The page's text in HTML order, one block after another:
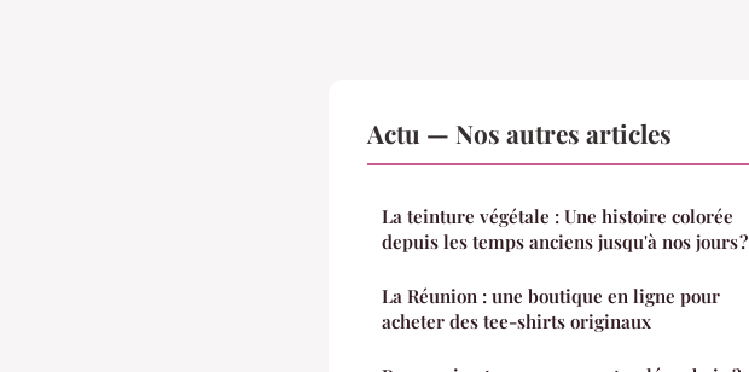
Actu — Nos autres articles
La teinture végétale : Une histoire colorée
depuis les temps anciens jusqu'à nos jours ?
La Réunion : une boutique en ligne pour
acheter des tee-shirts originaux